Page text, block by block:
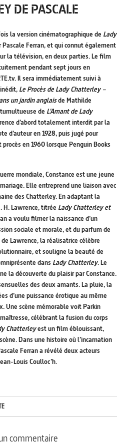
DE PASCALE
la version cinématographique de Lady
Ferran, et qui connut également
la télévision, en deux parties. Le film
pendant sept jours en
Il sera immédiatement suivi à
Le Procès de Lady Chatterley –
un jardin anglaisde Mathilde
de L’Amant de Lady
d’abord totalement interdit par la
d’auteur en 1928, puis jugé pour
en 1960 lorsque Penguin Books
mondiale, Constance est une jeune
Elle entreprend une liaison avec
des Chatterley. En adaptant la
H. Lawrence, titrée Lady Chatterley et
a voulu filmer la naissance d’un
sociale et morale, et du parfum de
Lawrence, la réalisatrice célèbre
et souligne la beauté de
dans Lady Chatterley. Le
la découverte du plaisir par Constance.
des deux amants. La pluie, la
d’une puissance érotique au même
Une scène mémorable voit Parkin
célébrant la fusion du corps
Chatterleyest un film éblouissant,
Dans une histoire où l’incarnation
Ferran a révélé deux acteurs
Louis Coulloc’h.
commentaire